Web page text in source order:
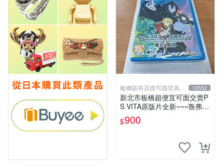
板橋區有店面可面交高價
回收電玩
10552
新北市板橋超便宜可面交賣P
S VITA原版片全新~~~魯弗蘭
的地下迷宮與魔女的旅團~~~
便宜賣
$900